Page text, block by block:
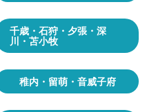
千歳・石狩・夕張・深
川・苫小牧
稚内・留萌・音威子府